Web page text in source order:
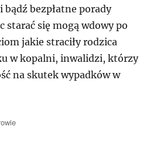
bezpłatne porady
starać się mogą wdowy po
jakie straciły rodzica
w kopalni, inwalidzi, którzy
na skutek wypadków w